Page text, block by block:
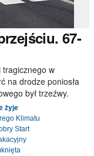
67-
tragicznego w
na drodze poniosła
był trzeźwy.
żyje
Klimatu
Start